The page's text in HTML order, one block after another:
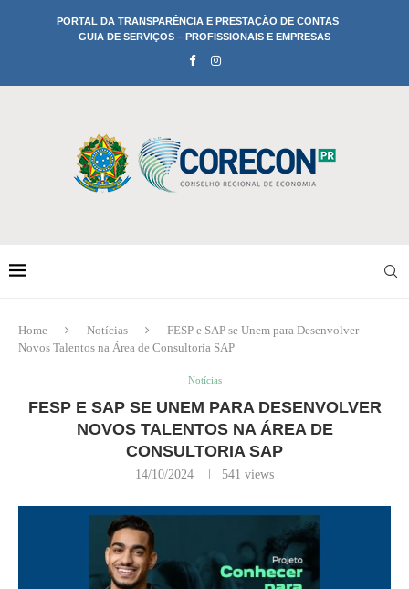
PORTAL DA TRANSPARÊNCIA E PRESTAÇÃO DE CONTAS
GUIA DE SERVIÇOS – PROFISSIONAIS E EMPRESAS
Home Notícias
FESP e SAP se Unem para Desenvolver
Novos Talentos na Área de Consultoria SAP
Notícias
FESP E SAP SE UNEM PARA DESENVOLVER
NOVOS TALENTOS NA ÁREA DE
CONSULTORIA SAP
14/10/2024 541 views